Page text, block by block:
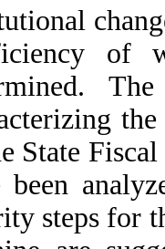
of
State
been
steps for